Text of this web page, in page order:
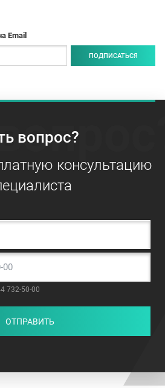
Email
ПОДПИСАТЬСЯ
вопрос?
консультацию
732-50-00
ОТПРАВИТЬ